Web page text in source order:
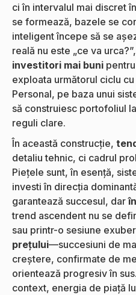
ci în intervalul mai discret
se formează, bazele se
inteligent începe să se
reală nu este „ce va
investitori mai buni
exploata următorul ciclu
Personal, pe baza unui
să construiesc portofoliul
reguli clare.
În această construcție,
detaliu tehnic, ci cadrul
Piețele sunt, în esență,
investi în direcția
garantează succesul, dar
trend ascendent nu se
sau printr-o sesiune
prețului—succesiuni de
creștere, confirmate de
orientează progresiv în
context, energia de piață